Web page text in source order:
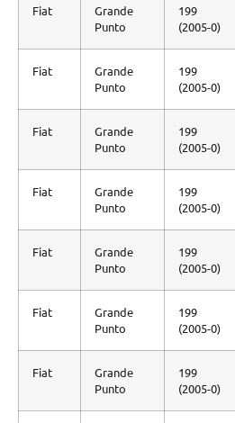
Fiat
Grande
Punto
199
(2005-0)
Fiat
Grande
Punto
199
(2005-0)
Fiat
Grande
Punto
199
(2005-0)
Fiat
Grande
Punto
199
(2005-0)
Fiat
Grande
Punto
199
(2005-0)
Fiat
Grande
Punto
199
(2005-0)
Fiat
Grande
Punto
199
(2005-0)